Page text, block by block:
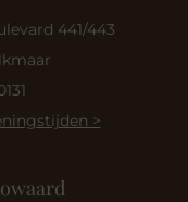
441/443
>